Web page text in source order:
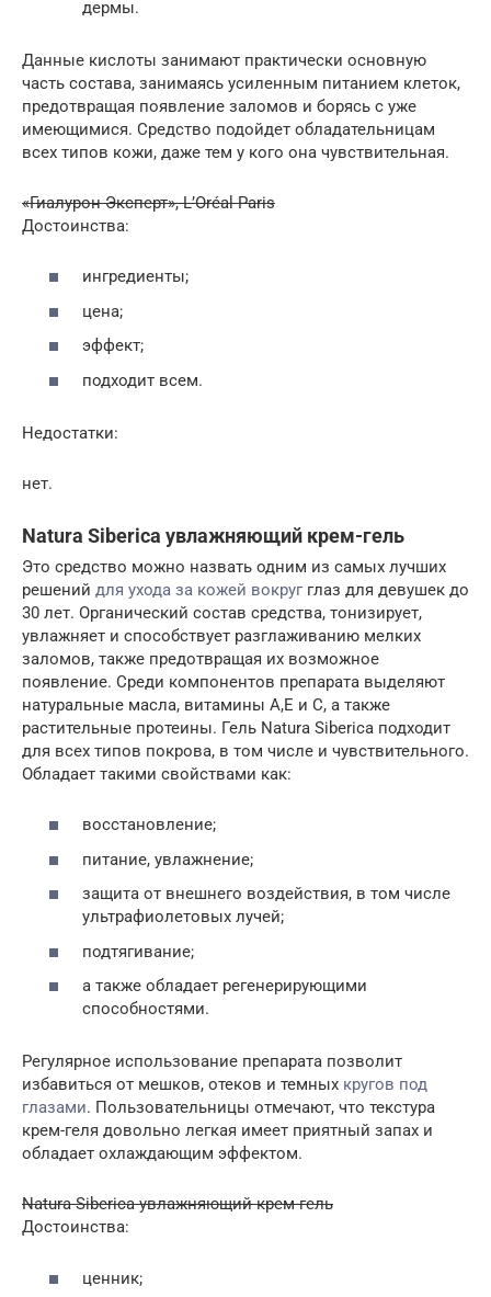
дермы.
Данные кислоты занимают практически основную
часть состава, занимаясь усиленным питанием клеток,
предотвращая появление заломов и борясь с уже
имеющимися. Средство подойдет обладательницам
всех типов кожи, даже тем у кого она чувствительная.
«Гиалурон Эксперт», L’Oréal Paris
Достоинства:
ингредиенты;
цена;
эффект;
подходит всем.
Недостатки:
нет.
Natura Siberica увлажняющий крем-гель
Это средство можно назвать одним из самых лучших
решений для ухода за кожей вокругглаз для девушек до
30 лет. Органический состав средства, тонизирует,
увлажняет и способствует разглаживанию мелких
заломов, также предотвращая их возможное
появление. Среди компонентов препарата выделяют
натуральные масла, витамины А,Е и С, а также
растительные протеины. Гель Natura Siberica подходит
для всех типов покрова, в том числе и чувствительного.
Обладает такими свойствами как:
восстановление;
питание, увлажнение;
защита от внешнего воздействия, в том числе
ультрафиолетовых лучей;
подтягивание;
а также обладает регенерирующими
способностями.
Регулярное использование препарата позволит
избавиться от мешков, отеков и темных кругов под
глазами. Пользовательницы отмечают, что текстура
крем-геля довольно легкая имеет приятный запах и
обладает охлаждающим эффектом.
Natura Siberica увлажняющий крем-гель
Достоинства:
ценник;